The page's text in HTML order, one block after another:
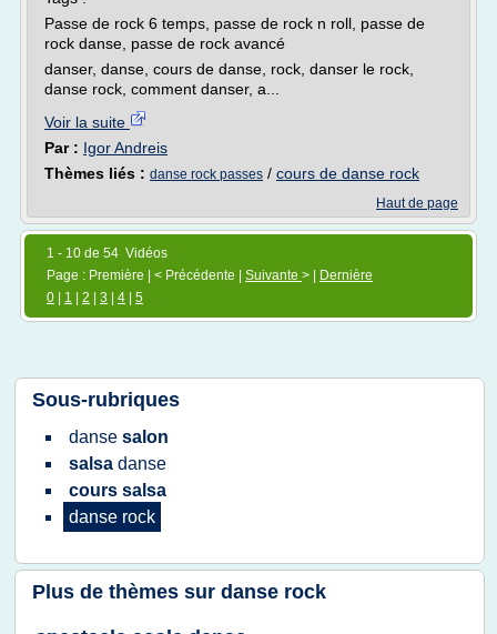
Passe de rock 6 temps, passe de rock n roll, passe de
rock danse, passe de rock avancé
danser, danse, cours de danse, rock, danser le rock,
danse rock, comment danser, a...
Voir la suite
Par : Igor Andreis
Thèmes liés : danse rock passes / cours de danse rock
Haut de page
1 - 10 de 54 Vidéos
Page : Première | < Précédente | Suivante > |
Dernière
0
1 2 3 4 5
Sous-rubriques
danse salon
salsa danse
cours salsa
danse rock
Plus de thèmes sur danse rock